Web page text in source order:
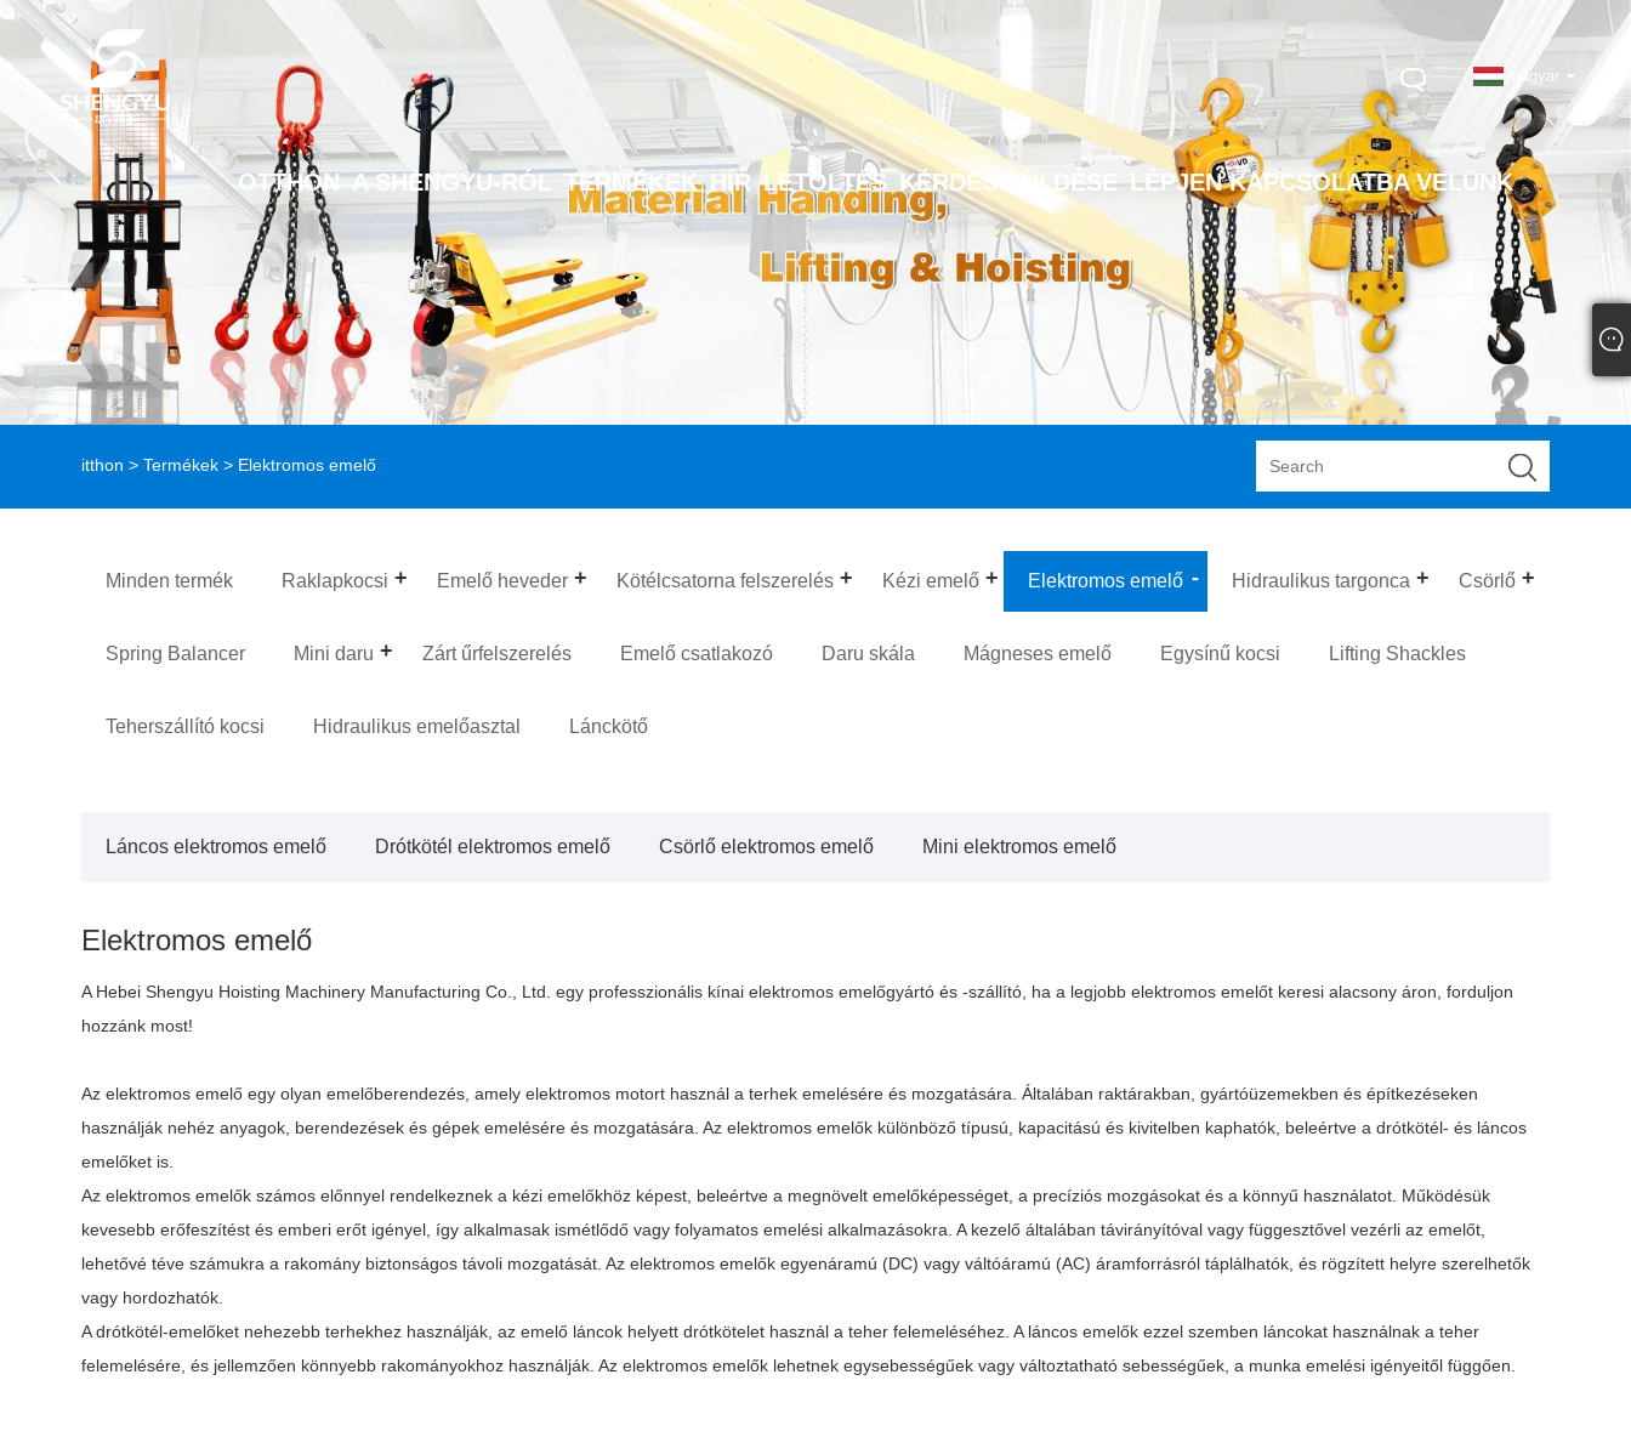
magyar
OTTHON A SHENGYU-RÓL TERMÉKEK HÍR LETÖLTÉS KÉRDÉS KÜLDÉSE LÉPJEN KAPCSOLATBA VELÜNK
itthon > Termékek > Elektromos emelő
Minden termék Raklapkocsi Emelő heveder Kötélcsatorna felszerelés Kézi emelő Elektromos emelő Hidraulikus targonca Csörlő
Spring Balancer Mini daru Zárt űrfelszerelés Emelő csatlakozó Daru skála Mágneses emelő Egysínű kocsi Lifting Shackles
Teherszállító kocsi Hidraulikus emelőasztal Lánckötő
Láncos elektromos emelő Drótkötél elektromos emelő Csörlő elektromos emelő Mini elektromos emelő
Elektromos emelő
A Hebei Shengyu Hoisting Machinery Manufacturing Co., Ltd. egy professzionális kínai elektromos emelőgyártó és -szállító, ha a legjobb elektromos emelőt keresi alacsony áron, forduljon
hozzánk most!
Az elektromos emelő egy olyan emelőberendezés, amely elektromos motort használ a terhek emelésére és mozgatására. Általában raktárakban, gyártóüzemekben és építkezéseken
használják nehéz anyagok, berendezések és gépek emelésére és mozgatására. Az elektromos emelők különböző típusú, kapacitású és kivitelben kaphatók, beleértve a drótkötél- és láncos
emelőket is.
Az elektromos emelők számos előnnyel rendelkeznek a kézi emelőkhöz képest, beleértve a megnövelt emelőképességet, a precíziós mozgásokat és a könnyű használatot. Működésük
kevesebb erőfeszítést és emberi erőt igényel, így alkalmasak ismétlődő vagy folyamatos emelési alkalmazásokra. A kezelő általában távirányítóval vagy függesztővel vezérli az emelőt,
lehetővé téve számukra a rakomány biztonságos távoli mozgatását. Az elektromos emelők egyenáramú (DC) vagy váltóáramú (AC) áramforrásról táplálhatók, és rögzített helyre szerelhetők
vagy hordozhatók.
A drótkötél-emelőket nehezebb terhekhez használják, az emelő láncok helyett drótkötelet használ a teher felemeléséhez. A láncos emelők ezzel szemben láncokat használnak a teher
felemelésére, és jellemzően könnyebb rakományokhoz használják. Az elektromos emelők lehetnek egysebességűek vagy változtatható sebességűek, a munka emelési igényeitől függően.